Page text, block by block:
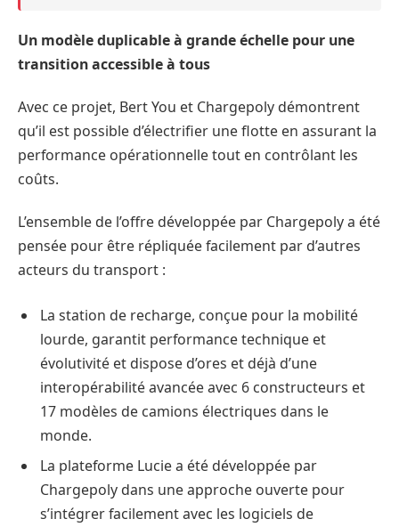
Un modèle duplicable à grande échelle pour une
transition accessible à tous
Avec ce projet, Bert You et Chargepoly démontrent
qu’il est possible d’électrifier une flotte en assurant la
performance opérationnelle tout en contrôlant les
coûts.
L’ensemble de l’offre développée par Chargepoly a été
pensée pour être répliquée facilement par d’autres
acteurs du transport :
La station de recharge, conçue pour la mobilité
lourde, garantit performance technique et
évolutivité et dispose d’ores et déjà d’une
interopérabilité avancée avec 6 constructeurs et
17 modèles de camions électriques dans le
monde.
La plateforme Lucie a été développée par
Chargepoly dans une approche ouverte pour
s’intégrer facilement avec les logiciels de